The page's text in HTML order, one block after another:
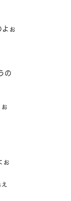
ぉ
の
ぉ